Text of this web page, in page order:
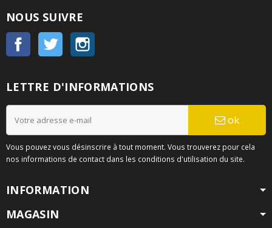
NOUS SUIVRE
Facebook Twitter
LETTRE D'INFORMATIONS
ok
Vous pouvez vous désinscrire à tout moment. Vous trouverez pour cela
nos informations de contact dans les conditions d'utilisation du site.
INFORMATION
MAGASIN